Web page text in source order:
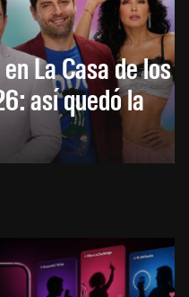
La Casa de los
así quedó la